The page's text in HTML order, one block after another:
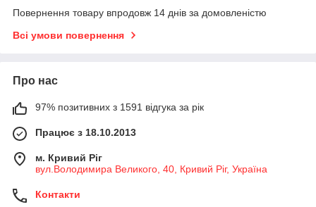
Повернення товару впродовж 14 днів за домовленістю
Всі умови повернення
Про нас
97% позитивних з 1591 відгука за рік
Працює з 18.10.2013
м. Кривий Ріг
вул.Володимира Великого, 40, Кривий Ріг, Україна
Контакти